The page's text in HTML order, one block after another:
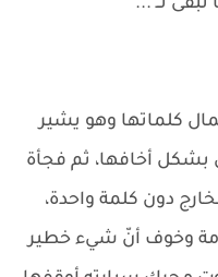
تــ ..."
كلماتها وهو يشير
بشكل أخافها، ثم فجأة
دون كلمة واحدة،
وخوف أنّ شيء خطير